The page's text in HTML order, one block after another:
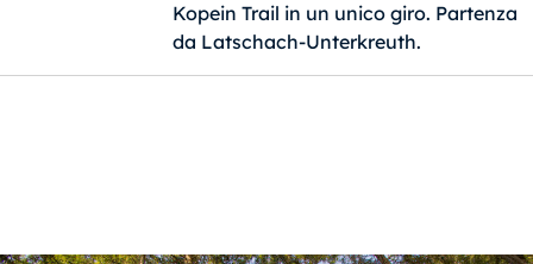
Kopein Trail in un unico giro. Partenza
da Latschach-Unterkreuth.